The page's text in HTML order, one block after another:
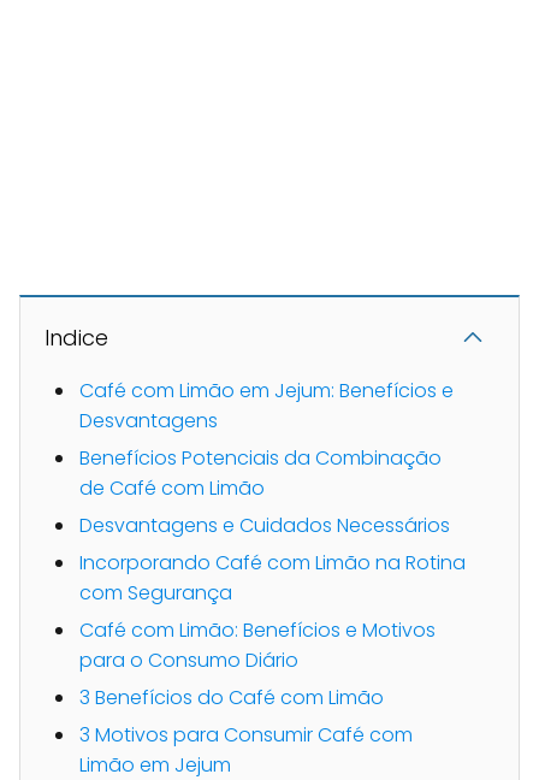
Indice
Café com Limão em Jejum: Benefícios e
Desvantagens
Benefícios Potenciais da Combinação
de Café com Limão
Desvantagens e Cuidados Necessários
Incorporando Café com Limão na Rotina
com Segurança
Café com Limão: Benefícios e Motivos
para o Consumo Diário
3 Benefícios do Café com Limão
3 Motivos para Consumir Café com
Limão em Jejum